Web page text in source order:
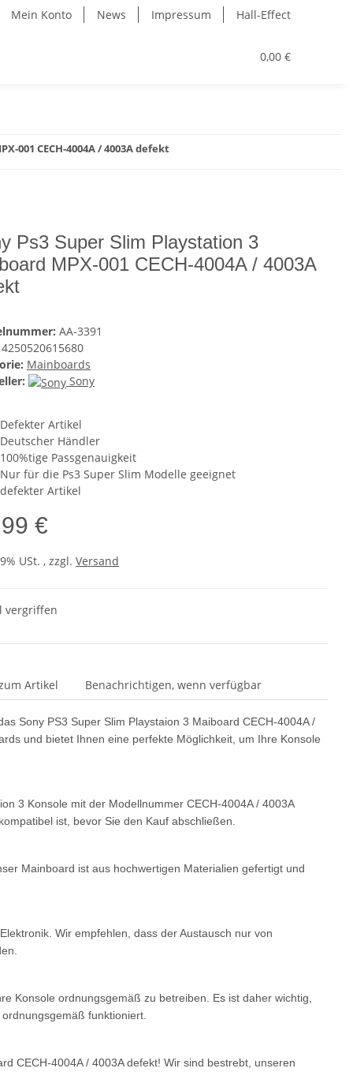
Mein Konto News Impressum Hall-Effect
0,00 €
001 CECH-4004A / 4003A defekt
Ps3 Super Slim Playstation 3
MPX-001 CECH-4004A / 4003A
AA-3391
4250520615680
Mainboards
Sony
Defekter Artikel
Deutscher Händler
100%tige Passgenauigkeit
Nur für die Ps3 Super Slim Modelle geeignet
defekter Artikel
€
USt. , zzgl. Versand
vergriffen
Artikel Benachrichtigen, wenn verfügbar
Sony PS3 Super Slim Playstaion 3 Maiboard CECH-4004A /
und bietet Ihnen eine perfekte Möglichkeit, um Ihre Konsole
3 Konsole mit der Modellnummer CECH-4004A / 4003A
ist, bevor Sie den Kauf abschließen.
Mainboard ist aus hochwertigen Materialien gefertigt und
Wir empfehlen, dass der Austausch nur von
Konsole ordnungsgemäß zu betreiben. Es ist daher wichtig,
funktioniert.
CECH-4004A / 4003A defekt! Wir sind bestrebt, unseren